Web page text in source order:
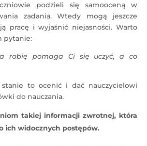
podzieli się samooceną w
zadania. Wtedy mogą jeszcze
pracę i wyjaśnić niejasności. Warto
pytanie:
robię pomaga Ci się uczyć, a co
to ocenić i dać nauczycielowi
do nauczania.
takiej informacji zwrotnej, która
ich widocznych postępów.